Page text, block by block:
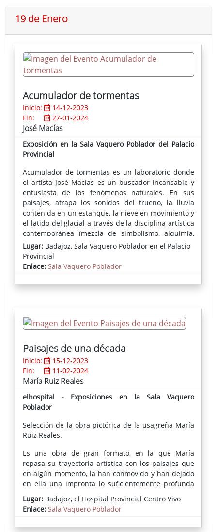
19 de Enero
Acumulador de tormentas
Inicio:
14-12-2023
Fin:
27-01-2024
José Macías
Exposición en la Sala Vaquero Poblador del Palacio
Provincial
Acumulador de tormentas es un laboratorio donde
el artista José Macías es un buscador incansable y
entusiasta de los fenómenos naturales. En sus
paisajes, atrapa los sonidos del trueno, la lluvia
contenida en un estanque, la nieve en movimiento y
el latido del glacial a través de la disciplina artística
contemporánea (mezcla de simbolismo, alquimia,
magia y patrones inconscientes) y la cristaliza en
sus piezas en su dimensión más abstracta y pura.
Lidón Sancho,
Comisaria de la exposiciónAcumulador de
Lugar: Badajoz, Sala Vaquero Poblador en el Palacio
Provincial
Enlace: Sala Vaquero Poblador
Paisajes de una década
Inicio:
15-12-2023
Fin:
11-02-2024
María Ruiz Reales
elhospital - Exposiciones en la Sala Vaquero
Poblador
Selección de la obra pictórica de la usagreña María
Ruiz Reales.
Es una obra de gran formato, en la que María
repasa su trayectoria artística con los paisajes que
en algún momento, la han conmovido y han dejado
en ella una impronta lo suficientemente profunda
como para expresarlo en sus creaciones. Como ella
misma explica, son el gesto, el grafismo, la mancha y
la materia sus medios de expresión y de
comunicación con quienes visiten su exposición en
Lugar: Badajoz, el Hospital Provincial Centro Vivo
Enlace: Sala Vaquero Poblador